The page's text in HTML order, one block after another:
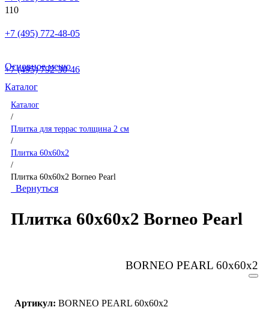
+7 (495) 772-48-05
+7 (495) 792-30-46
Основное меню
Каталог
Каталог
/
Плитка для террас толщина 2 см
/
Плитка 60x60x2
/
Плитка 60x60x2 Borneo Pearl
Вернуться
Плитка 60x60x2 Borneo Pearl
BORNEO PEARL 60x60x2
Артикул: BORNEO PEARL 60x60x2